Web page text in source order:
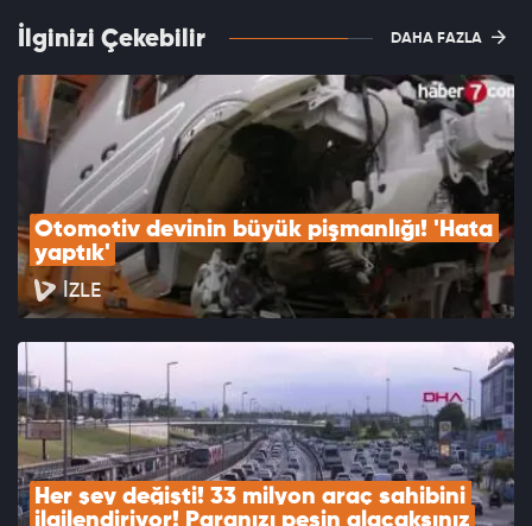
İlginizi Çekebilir DAHA FAZLA
Otomotiv devinin büyük pişmanlığı! 'Hata
yaptık'
İZLE
Her şey değişti! 33 milyon araç sahibini